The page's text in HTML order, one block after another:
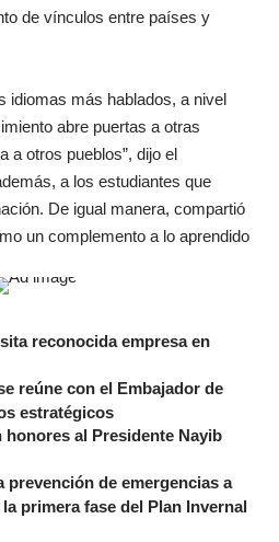
de vínculos entre países y
idiomas más hablados, a nivel
abre puertas a otras
a otros pueblos”, dijo el
a los estudiantes que
De igual manera, compartió
un complemento a lo aprendido
reconocida empresa en
reúne con el Embajador de
estratégicos
honores al Presidente Nayib
prevención de emergencias a
primera fase del Plan Invernal